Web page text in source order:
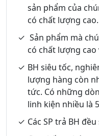
sản phẩm của
có chất lượng cao.
Sản phẩm mà
có chất lượng
BH siêu tốc,
lượng hàng còn
tức. Có những
linh kiện nhiều là
Các SP trả BH